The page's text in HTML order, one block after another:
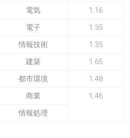
電気
1.16
電子
1.35
情報技術
1.35
建築
1.65
都市環境
1.48
商業
1.46
情報処理